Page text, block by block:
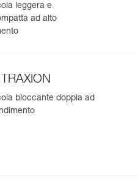
leggera e
ad alto
bloccante doppia ad